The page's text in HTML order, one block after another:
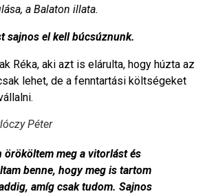
a Balaton illata.
sajnos el kell búcsúznunk.
Réka, aki azt is elárulta, hogy húzta az
lehet, de a fenntartási költségeket
Péter
örököltem meg a vitorlást és
benne, hogy meg is tartom
amíg csak tudom. Sajnos